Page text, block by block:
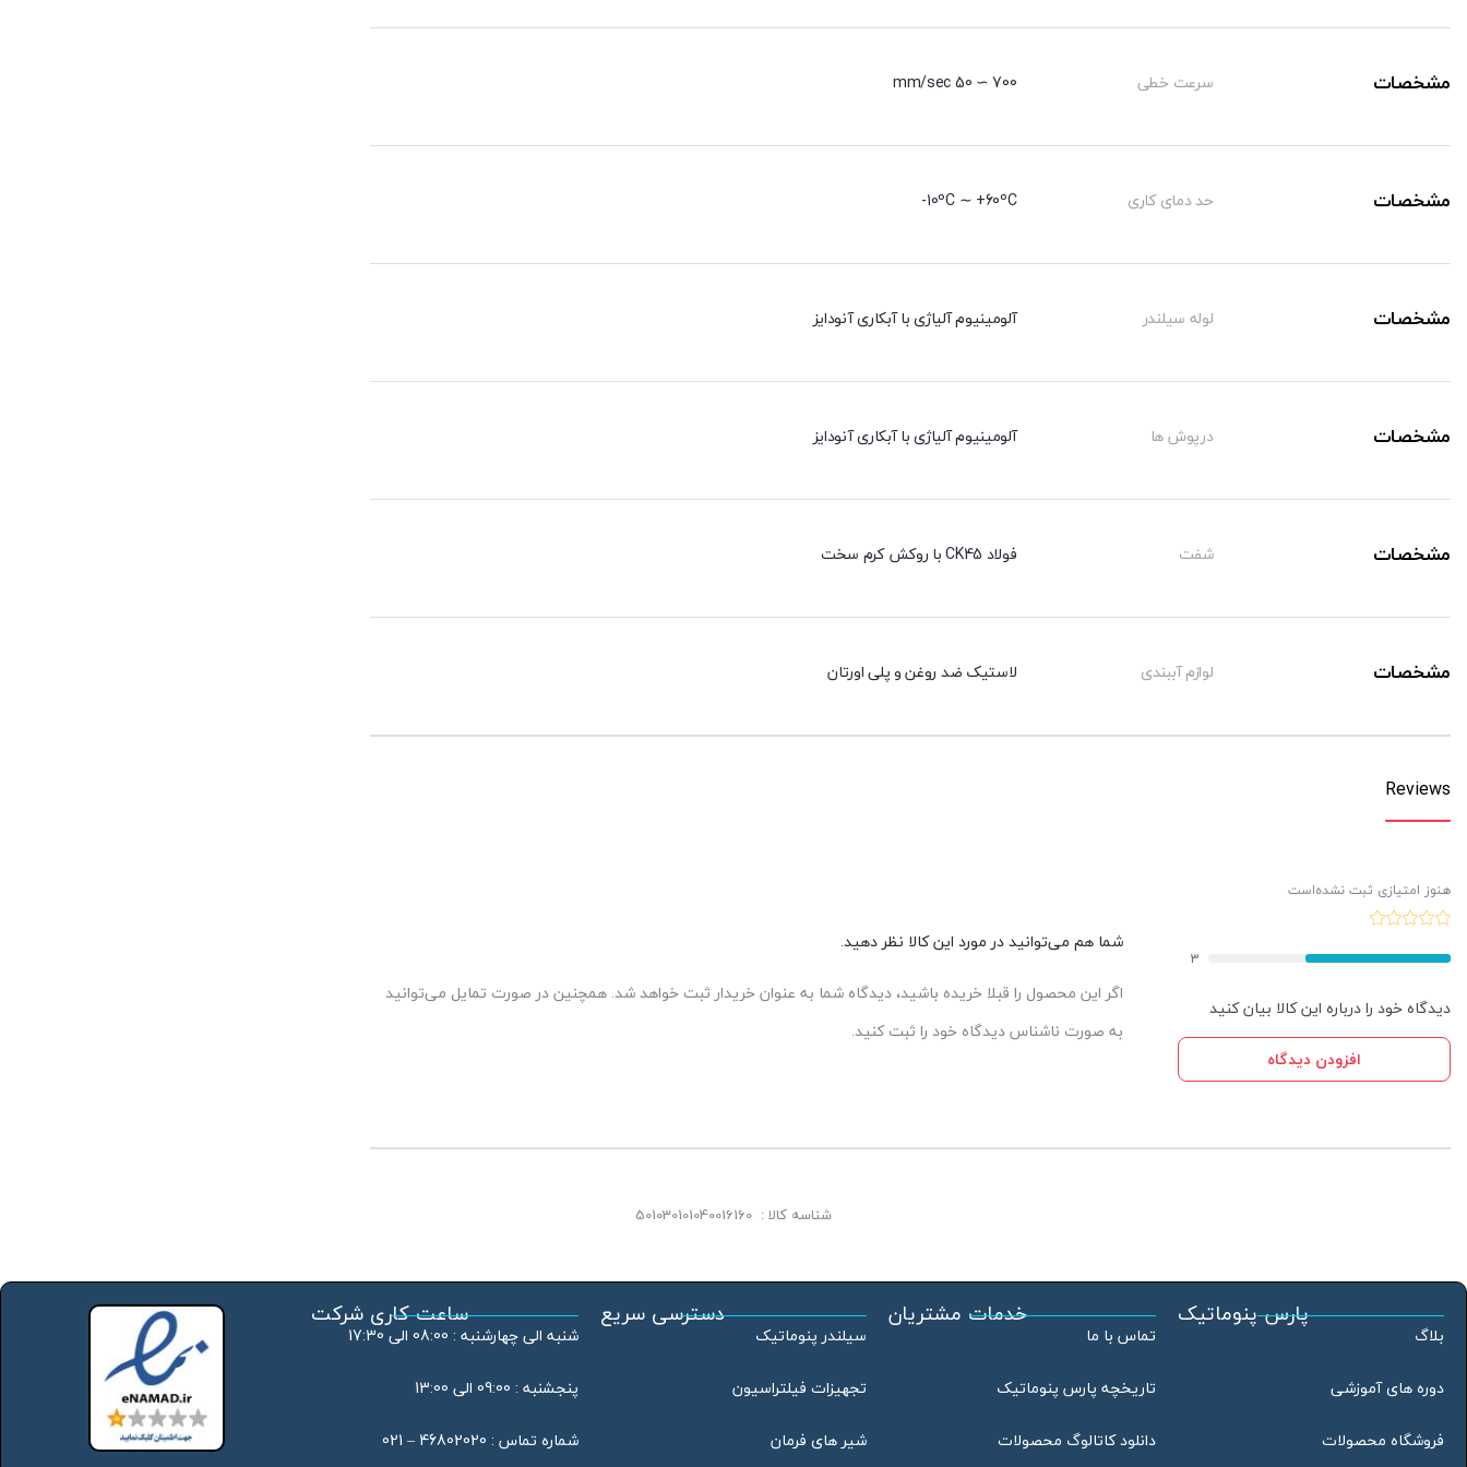
مشخصات سرعت خطی 700 ∼ 50 mm/sec
مشخصات حد دمای کاری 10ºC ∼ +60ºC-
مشخصات لوله سیلندر آلومینیوم آلیاژی با آبکاری آنودایز
مشخصات درپوش ها آلومینیوم آلیاژی با آبکاری آنودایز
مشخصات شفت فولاد CK45 با روکش کرم سخت
مشخصات لوازم آببندی لاستیک ضد روغن و پلی اورتان
Reviews
هنوز امتیازی ثبت نشده‌است
3
دیدگاه خود را درباره این کالا بیان کنید
افزودن دیدگاه
شما هم می‌توانید در مورد این کالا نظر دهید.
اگر این محصول را قبلا خریده باشید، دیدگاه شما به عنوان خریدار ثبت خواهد شد. همچنین در صورت تمایل می‌توانید
به صورت ناشناس دیدگاه خود را ثبت کنید.
شناسه کالا : 501030101040016160
پارس پنوماتیک
بلاگ
دوره های آموزشی
فروشگاه محصولات
خدمات مشتریان
تماس با ما
تاریخچه پارس پنوماتیک
دانلود کاتالوگ محصولات
دسترسی سریع
سیلندر پنوماتیک
تجهیزات فیلتراسیون
شیر های فرمان
ساعت کاری شرکت
شنبه الی چهارشنبه : 08:00 الی 17:30
پنجشنبه : 09:00 الی 13:00
شماره تماس : 46802020 – 021